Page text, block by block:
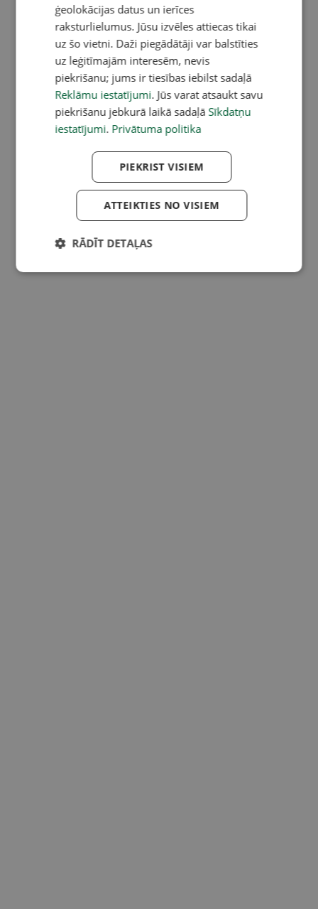
ģeolokācijas datus un ierīces
raksturlielumus. Jūsu izvēles attiecas tikai
uz šo vietni. Daži piegādātāji var balstīties
uz leģitīmajām interesēm, nevis
piekrišanu; jums ir tiesības iebilst sadaļā
Reklāmu iestatījumi. Jūs varat atsaukt savu
piekrišanu jebkurā laikā sadaļā Sīkdatņu
iestatījumi. Privātuma politika
PIEKRIST VISIEM
ATTEIKTIES NO VISIEM
RĀDĪT DETAĻAS